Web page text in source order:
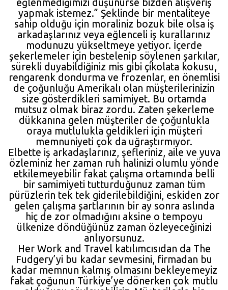
eğlenmediğimizi düşünürse bizden alışveriş
yapmak istemez.” Şeklinde bir mentaliteye
sahip olduğu için moraliniz bozuk bile olsa iş
arkadaşlarınız veya eğlenceli iş kurallarınız
modunuzu yükseltmeye yetiyor. İçerde
şekerlemeler için bestelenip söylenen şarkılar,
sürekli duyabildiğiniz mis gibi çikolata kokusu,
rengarenk dondurma ve frozenlar, en önemlisi
de çoğunluğu Amerikalı olan müşterilerinizin
size gösterdikleri samimiyet. Bu ortamda
mutsuz olmak biraz zordu. Zaten şekerleme
dükkanına gelen müşteriler de çoğunlukla
oraya mutlulukla geldikleri için müşteri
memnuniyeti çok da uğraştırmıyor.
Elbette iş arkadaşlarınız, şefleriniz, aile ve yuva
özleminiz her zaman ruh halinizi olumlu yönde
etkilemeyebilir fakat çalışma ortamında belli
bir samimiyeti tutturduğunuz zaman tüm
pürüzlerin tek tek giderilebildiğini, eskiden zor
gelen çalışma şartlarının bir ay sonra aslında
hiç de zor olmadığını aksine o tempoyu
ülkenize döndüğünüz zaman özleyeceğinizi
anlıyorsunuz.
Her Work and Travel katılımcısıdan da The
Fudgery’yi bu kadar sevmesini, firmadan bu
kadar memnun kalmış olmasını bekleyemeyiz
fakat çoğunun Türkiye’ye dönerken çok mutlu